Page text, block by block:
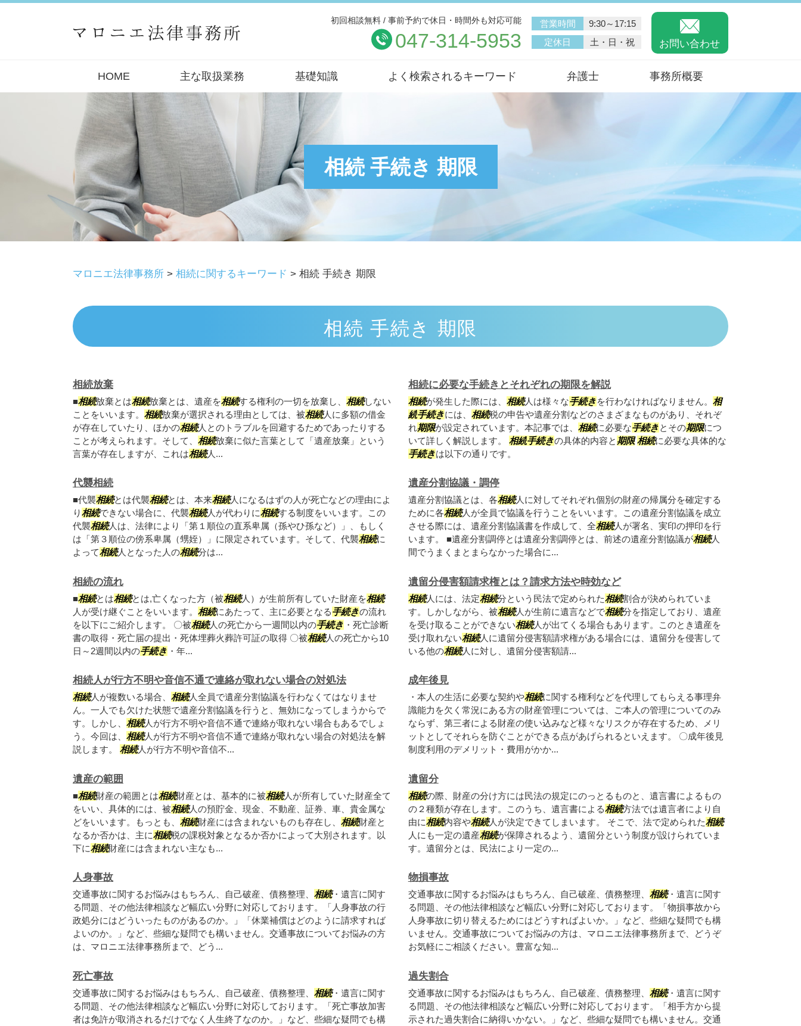
相続 手続き 期限
初回相談無料 / 事前予約で休日・時間外も対応可能
047-314-5953
営業時間
9:30～17:15
定休日
土・日・祝 お問い合わせ
HOME 主な取扱業務 基礎知識 よく検索されるキーワード 弁護士 事務所概要
マロニエ法律事務所 > 相続に関するキーワード > 相続 手続き 期限
相続 手続き 期限
相続放棄
■相続放棄とは相続放棄とは、遺産を相続する権利の一切を放棄し、 相続しない
ことをいいます。 相続放棄が選択される理由としては、被相続人に多額の借金
が存在していたり、ほかの相続人とのトラブルを回避するためであったりする
ことが考えられます。そして、 相続放棄に似た言葉として「遺産放棄」という
言葉が存在しますが、これは相続人...
相続に必要な手続きとそれぞれの期限を解説
相続が発生した際には、 相続人は様々な手続きを行わなければなりません。 相
続手続きには、 相続税の申告や遺産分割などのさまざまなものがあり、それぞ
れ期限が設定されています。本記事では、 相続に必要な手続きとその期限につ
いて詳しく解説します。 相続手続きの具体的内容と 期限 相続に必要な具体的な
手続きは以下の通りです。
代襲相続
■代襲相続とは代襲相続とは、本来相続人になるはずの人が死亡などの理由によ
り相続できない場合に、代襲相続人が代わりに相続する制度をいいます。この
代襲相続人は、法律により「第１順位の直系卑属（孫やひ孫など）」、もしく
は「第３順位の傍系卑属（甥姪）」に限定されています。そして、代襲相続に
よって相続人となった人の相続分は...
遺産分割協議・調停
遺産分割協議とは、各相続人に対してそれぞれ個別の財産の帰属分を確定する
ために各相続人が全員で協議を行うことをいいます。この遺産分割協議を成立
させる際には、遺産分割協議書を作成して、全相続人が署名、実印の押印を行
います。 ■遺産分割調停とは遺産分割調停とは、前述の遺産分割協議が相続人
間でうまくまとまらなかった場合に...
相続の流れ
■相続とは相続とは,亡くなった方（被相続人）が生前所有していた財産を相続
人が受け継ぐことをいいます。 相続にあたって、主に必要となる手続きの流れ
を以下にご紹介します。 〇被相続人の死亡から一週間以内の手続き ・死亡診断
書の取得・死亡届の提出・死体埋葬火葬許可証の取得 〇被相続人の死亡から10
日～2週間以内の手続き ・年...
遺留分侵害額請求権とは？請求方法や時効など
相続人には、法定相続分という民法で定められた相続割合が決められていま
す。しかしながら、被相続人が生前に遺言などで相続分を指定しており、遺産
を受け取ることができない相続人が出てくる場合もあります。このとき遺産を
受け取れない相続人に遺留分侵害額請求権がある場合には、遺留分を侵害して
いる他の相続人に対し、遺留分侵害額請...
相続人が行方不明や音信不通で連絡が取れない場合の対処法
相続人が複数いる場合、 相続人全員で遺産分割協議を行わなくてはなりませ
ん。一人でも欠けた状態で遺産分割協議を行うと、無効になってしまうからで
す。しかし、 相続人が行方不明や音信不通で連絡が取れない場合もあるでしょ
う。今回は、 相続人が行方不明や音信不通で連絡が取れない場合の対処法を解
説します。 相続人が行方不明や音信不...
成年後見
・本人の生活に必要な契約や相続に関する権利などを代理してもらえる事理弁
識能力を欠く常況にある方の財産管理については、ご本人の管理についてのみ
ならず、第三者による財産の使い込みなど様々なリスクが存在するため、メリ
ットとしてそれらを防ぐことができる点があげられるといえます。 〇成年後見
制度利用のデメリット・費用がかか...
遺産の範囲
■相続財産の範囲とは相続財産とは、基本的に被相続人が所有していた財産全て
をいい、具体的には、被相続人の預貯金、現金、不動産、証券、車、貴金属な
どをいいます。もっとも、 相続財産には含まれないものも存在し、 相続財産と
なるか否かは、主に相続税の課税対象となるか否かによって大別されます。以
下に相続財産には含まれない主なも...
遺留分
相続の際、財産の分け方には民法の規定にのっとるものと、遺言書によるもの
の２種類が存在します。このうち、遺言書による相続方法では遺言者により自
由に相続内容や相続人が決定できてしまいます。 そこで、法で定められた相続
人にも一定の遺産相続が保障されるよう、遺留分という制度が設けられていま
す。遺留分とは、民法により一定の...
人身事故
交通事故に関するお悩みはもちろん、自己破産、債務整理、 相続・遺言に関す
る問題、その他法律相談など幅広い分野に対応しております。「人身事故の行
政処分にはどういったものがあるのか。」「休業補償はどのように請求すれば
よいのか。」など、些細な疑問でも構いません。交通事故についてお悩みの方
は、マロニエ法律事務所まで、どう...
物損事故
交通事故に関するお悩みはもちろん、自己破産、債務整理、 相続・遺言に関す
る問題、その他法律相談など幅広い分野に対応しております。「物損事故から
人身事故に切り替えるためにはどうすればよいか。」など、些細な疑問でも構
いません。交通事故についてお悩みの方は、マロニエ法律事務所まで、どうぞ
お気軽にご相談ください。豊富な知...
死亡事故
交通事故に関するお悩みはもちろん、自己破産、債務整理、 相続・遺言に関す
る問題、その他法律相談など幅広い分野に対応しております。「死亡事故加害
者は免許が取消されるだけでなく人生終了なのか。」など、些細な疑問でも構
過失割合
交通事故に関するお悩みはもちろん、自己破産、債務整理、 相続・遺言に関す
る問題、その他法律相談など幅広い分野に対応しております。「相手方から提
示された過失割合に納得いかない。」など、些細な疑問でも構いません。交通